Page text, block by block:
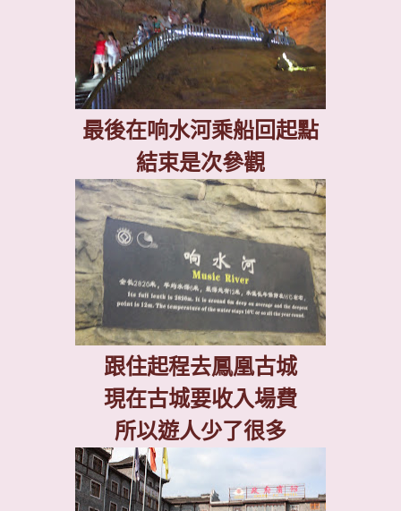
最後在响水河乘船回起點
結束是次參觀
跟住起程去鳳凰古城
現在古城要收入場費
所以遊人少了很多